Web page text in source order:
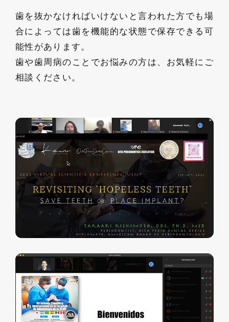
歯を抜かなければいけないと言われた方でも場
合によっては歯を機能的な状態で保存できる可
能性があります。
歯や歯周病のことでお悩みの方は、お気軽にご
相談ください。